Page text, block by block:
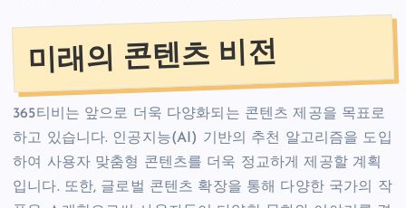
미래의 콘텐츠 비전
365티비는 앞으로 더욱 다양화되는 콘텐츠 제공을 목표로
하고 있습니다. 인공지능(AI) 기반의 추천 알고리즘을 도입
하여 사용자 맞춤형 콘텐츠를 더욱 정교하게 제공할 계획
입니다. 또한, 글로벌 콘텐츠 확장을 통해 다양한 국가의 작